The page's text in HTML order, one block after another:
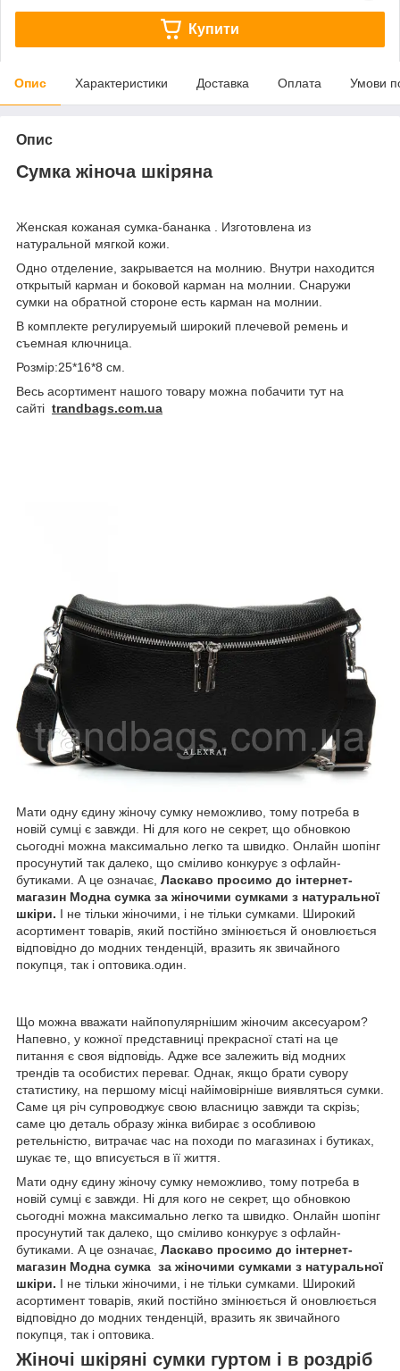
Купити
Опис Характеристики Доставка Оплата Умови
Опис
Cумка жіноча шкіряна
Женская кожаная сумка-бананка . Изготовлена из
натуральной мягкой кожи.
Одно отделение, закрывается на молнию. Внутри находится
открытый карман и боковой карман на молнии. Снаружи
сумки на обратной стороне есть карман на молнии.
В комплекте регулируемый широкий плечевой ремень и
съемная ключница.
Розмір:25*16*8 см.
Весь асортимент нашого товару можна побачити тут на
сайті trandbags.com.ua
Мати одну єдину жіночу сумку неможливо, тому потреба в
новій сумці є завжди. Ні для кого не секрет, що обновкою
сьогодні можна максимально легко та швидко. Онлайн шопінг
просунутий так далеко, що сміливо конкурує з офлайн-
бутиками. А це означає, Ласкаво просимо до інтернет-
магазин Модна сумка за жіночими сумками з натуральної
шкіри. І не тільки жіночими, і не тільки сумками. Широкий
асортимент товарів, який постійно змінюється й оновлюється
відповідно до модних тенденцій, вразить як звичайного
покупця, так і оптовика.один.
Що можна вважати найпопулярнішим жіночим аксесуаром?
Напевно, у кожної представниці прекрасної статі на це
питання є своя відповідь. Адже все залежить від модних
трендів та особистих переваг. Однак, якщо брати сувору
статистику, на першому місці найімовірніше виявляться сумки.
Саме ця річ супроводжує свою власницю завжди та скрізь;
саме цю деталь образу жінка вибирає з особливою
ретельністю, витрачає час на походи по магазинах і бутиках,
шукає те, що вписується в її життя.
Мати одну єдину жіночу сумку неможливо, тому потреба в
новій сумці є завжди. Ні для кого не секрет, що обновкою
сьогодні можна максимально легко та швидко. Онлайн шопінг
просунутий так далеко, що сміливо конкурує з офлайн-
бутиками. А це означає, Ласкаво просимо до інтернет-
магазин Модна сумка за жіночими сумками з натуральної
шкіри. І не тільки жіночими, і не тільки сумками. Широкий
асортимент товарів, який постійно змінюється й оновлюється
відповідно до модних тенденцій, вразить як звичайного
покупця, так і оптовика.
Жіночі шкіряні сумки гуртом і в роздріб